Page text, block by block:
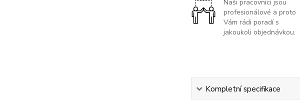
Naši pracovníci jsou
profesionálové a proto
Vám rádi poradí s
jakoukoli objednávkou.
Kompletní specifikace